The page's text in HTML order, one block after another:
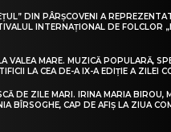
DIN PÂRȘCOVENI A
INTERNAȚIONAL DE FOLCLOR
VALEA MARE. MUZICĂ POPULARĂ,
LA CEA DE-A IX-A EDIȚIE A ZILEI
DE ZILE MARI. IRINA MARIA BIROU,
BÎRSOGHE, CAP DE AFIȘ LA ZIUA